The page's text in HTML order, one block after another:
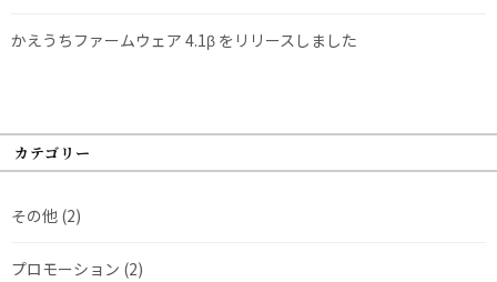
かえうちファームウェア 4.1β をリリースしました
カテゴリー
その他 (2)
プロモーション (2)